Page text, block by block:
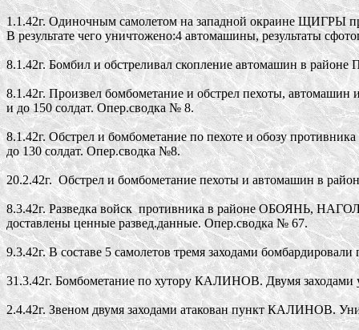
1.1.42г. Одиночным самолетом на западной окраине ЩИГРЫ
В результате чего уничтожено:4 автомашины, результаты
8.1.42г. Бомбил и обстреливал скопление автомашин в
8.1.42г. Произвел бомбометание и обстрел пехоты,
и до 150 солдат. Опер.сводка № 8.
8.1.42г. Обстрел и бомбометание по пехоте и обозу
до 130 солдат. Опер.сводка №8.
20.2.42г.  Обстрел и бомбометание пехоты и автомашин в
8.3.42г. Разведка войск  противника в районе ОБОЯНЬ,
доставлены ценные развед.данные. Опер.сводка № 67.
9.3.42г. В составе 5 самолетов тремя заходами
31.3.42г. Бомбометание по хутору КАЛИНОВ. Двумя
2.4.42г. Звеном двумя заходами атакован пункт КАЛИНОВ.